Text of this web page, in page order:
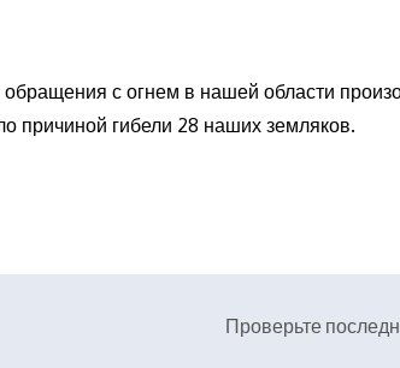
с огнем в нашей области
причиной гибели 28 наших земляков.
Проверьте